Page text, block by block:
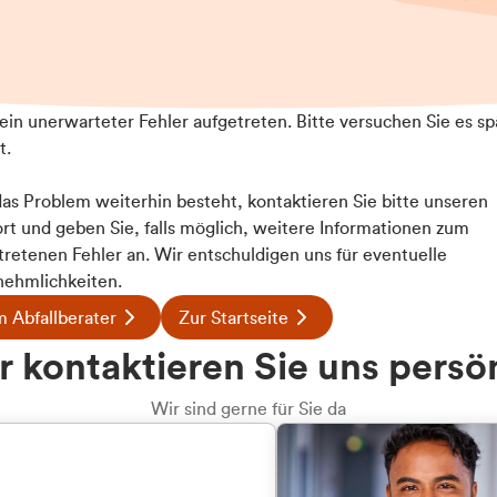
unerwarteter Fehler aufgetreten. Bitte versuchen Sie es
Problem weiterhin besteht, kontaktieren Sie bitte unseren
und geben Sie, falls möglich, weitere Informationen zum
Fehler an. Wir entschuldigen uns für eventuelle
Abfallberater Zur Startseite
kontaktieren Sie uns
Wir sind gerne für Sie da